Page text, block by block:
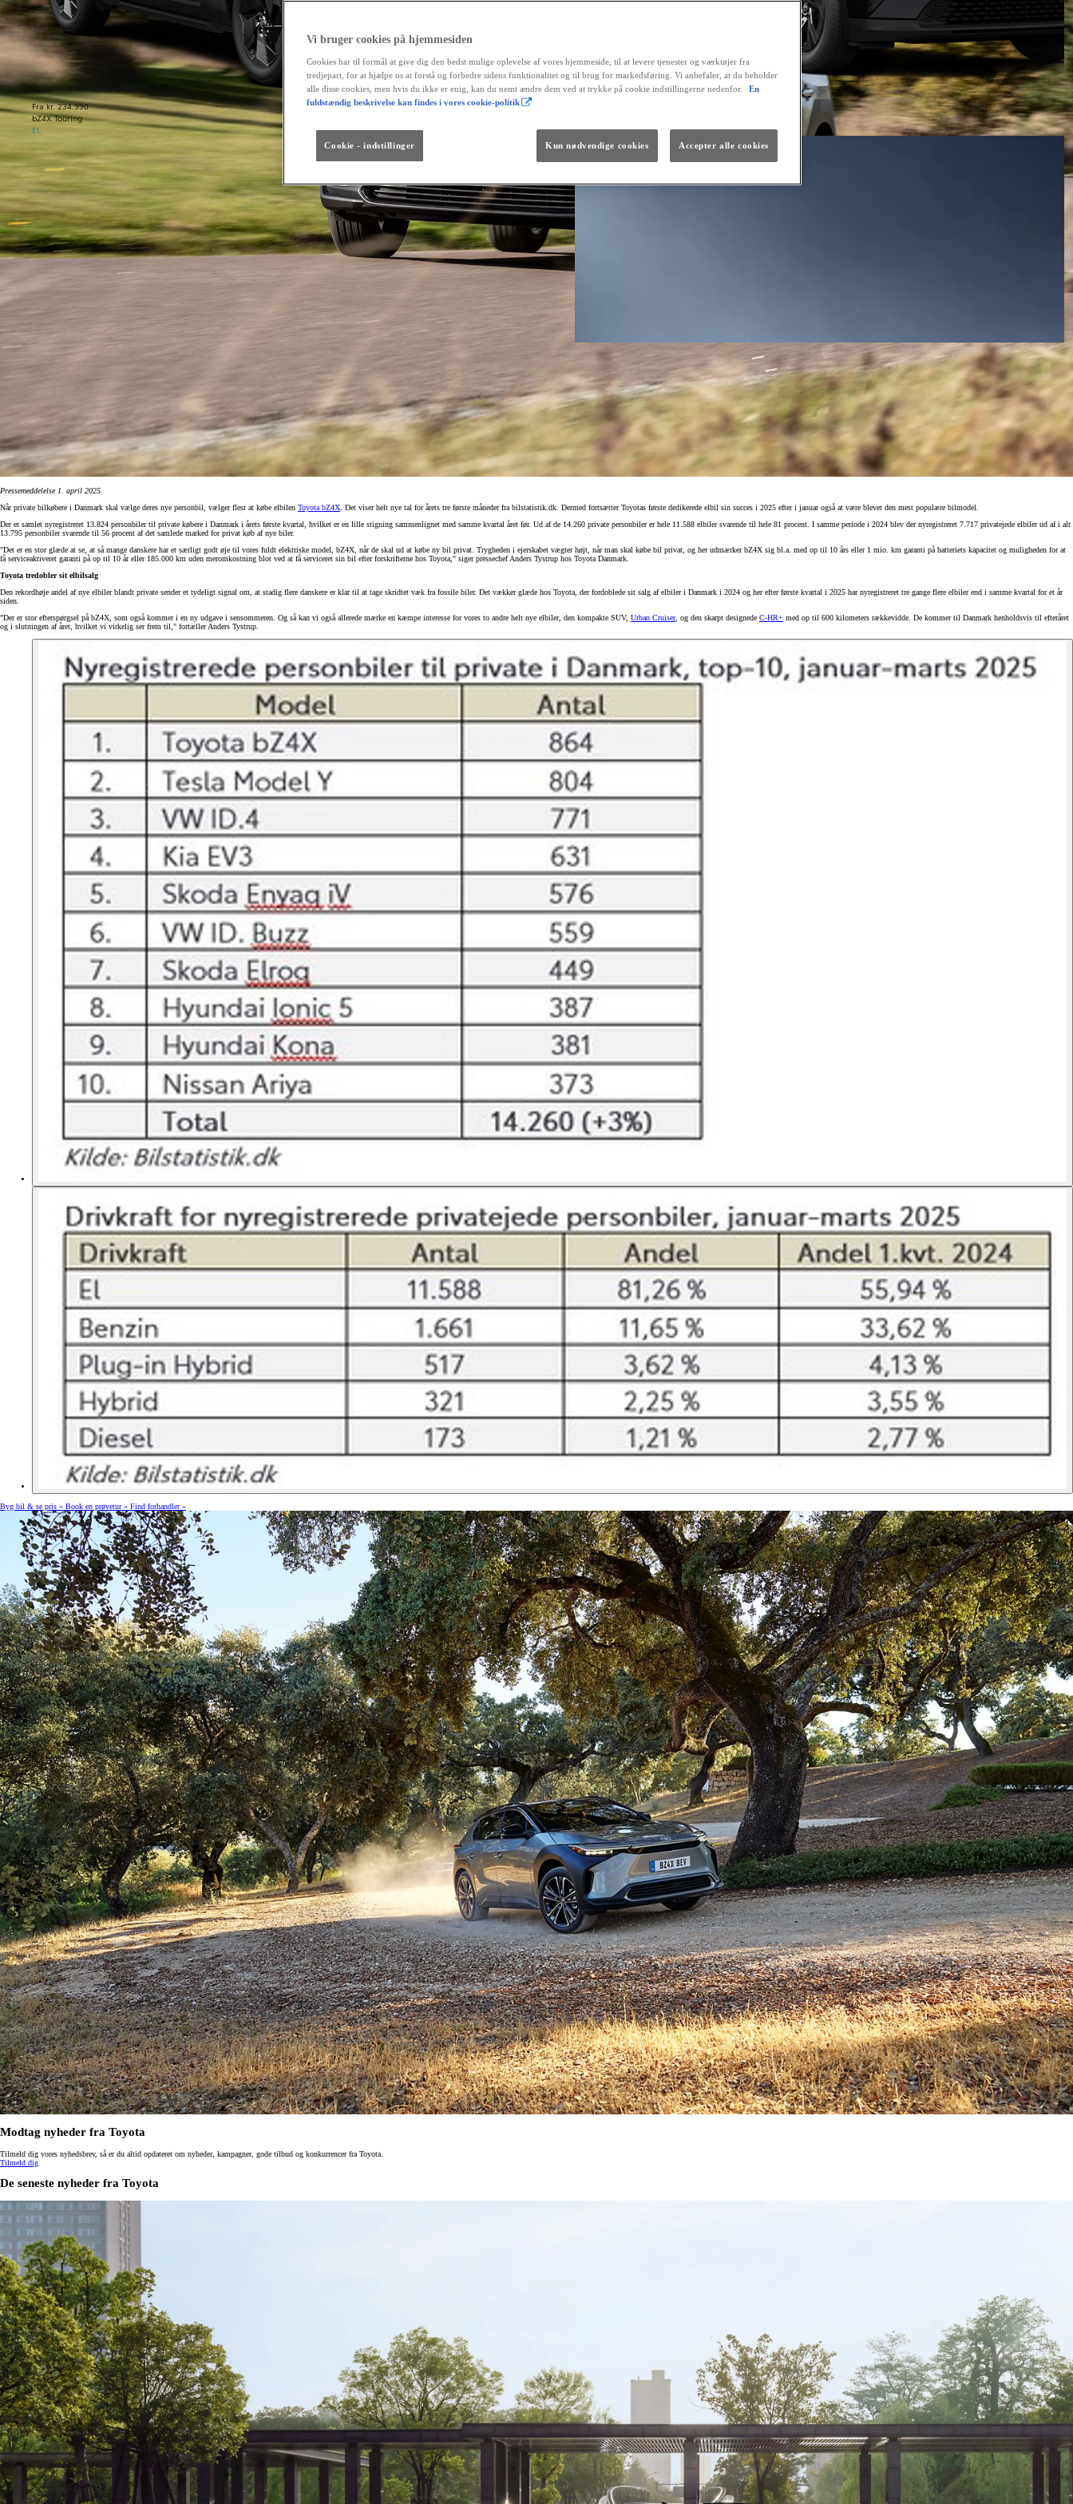
Fra kr. 234.990
bZ4X Touring
EL
Fra kr. 349.990
The soul lives on.
Yaris
HYBRID
Den nye Yaris Cross
Kommer snart
Pressemeddelelse 1. april 2025
Når private bilkøbere i Danmark skal vælge deres nye personbil, vælger flest at købe elbilen Toyota bZ4X . Det viser helt nye tal for årets tre første måneder fra bilstatistik.dk. Dermed fortsætter Toyotas første dedikerede elbil sin succes i 2025 efter i januar også at være blevet den mest populære bilmodel.
Der er samlet nyregistreret 13.824 personbiler til private købere i Danmark i årets første kvartal, hvilket er en lille stigning sammenlignet med samme kvartal året før. Ud af de 14.260 private personbiler er hele 11.588 elbiler svarende til hele 81 procent. I samme periode i 2024 blev der nyregistreret 7.717 privatejede elbiler ud af i alt
13.795 personbiler svarende til 56 procent af det samlede marked for privat køb af nye biler.
"Det er en stor glæde at se, at så mange danskere har et særligt godt øje til vores fuldt elektriske model, bZ4X, når de skal ud at købe ny bil privat. Trygheden i ejerskabet vægter højt, når man skal købe bil privat, og her udmærker bZ4X sig bl.a. med op til 10 års eller 1 mio. km garanti på batteriets kapacitet og muligheden for at
få serviceaktiveret garanti på op til 10 år eller 185.000 km uden meromkostning blot ved at få serviceret sin bil efter forskrifterne hos Toyota," siger pressechef Anders Tystrup hos Toyota Danmark.
Toyota tredobler sit elbilsalg
Den rekordhøje andel af nye elbiler blandt private sender et tydeligt signal om, at stadig flere danskere er klar til at tage skridtet væk fra fossile biler. Det vækker glæde hos Toyota, der fordoblede sit salg af elbiler i Danmark i 2024 og her efter første kvartal i 2025 har nyregistreret tre gange flere elbiler end i samme kvartal for et år
siden.
"Der er stor efterspørgsel på bZ4X, som også kommer i en ny udgave i sensommeren. Og så kan vi også allerede mærke en kæmpe interesse for vores to andre helt nye elbiler, den kompakte SUV, Urban Cruiser, og den skarpt designede C-HR+ med op til 600 kilometers rækkevidde. De kommer til Danmark henholdsvis til efteråret
og i slutningen af året, hvilket vi virkelig ser frem til," fortæller Anders Tystrup.
Byg bil & se pris » Book en prøvetur » Find forhandler »
Modtag nyheder fra Toyota
Tilmeld dig vores nyhedsbrev, så er du altid opdateret om nyheder, kampagner, gode tilbud og konkurrencer fra Toyota.
Tilmeld dig
De seneste nyheder fra Toyota
Vi bruger cookies på hjemmesiden
Cookies har til formål at give dig den bedst mulige oplevelse af vores hjemmeside, til at levere tjenester og værktøjer fra
tredjepart, for at hjælpe os at forstå og forbedre sidens funktionalitet og til brug for markedsføring. Vi anbefaler, at du beholder
alle disse cookies, men hvis du ikke er enig, kan du nemt ændre dem ved at trykke på cookie indstillingerne nedenfor.
En
fuldstændig beskrivelse kan findes i vores cookie-politik
Cookie - indstillinger Kun nødvendige cookies Accepter alle cookies